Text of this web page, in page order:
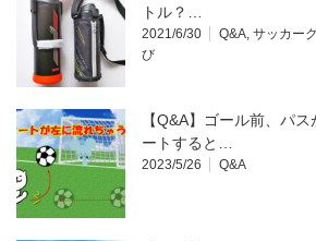
トル？…
2021/6/30 Q&A, サッカー
び
【Q&A】ゴール前、パ
ートすると…
2023/5/26 Q&A